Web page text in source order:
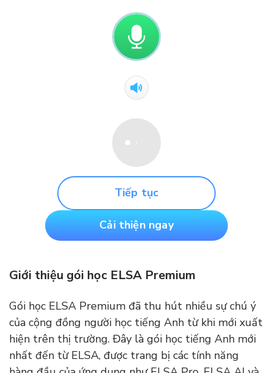
Tiếp tục
Cải thiện ngay
Giới thiệu gói học ELSA Premium
Gói học ELSA Premium đã thu hút nhiều sự chú ý
của cộng đồng người học tiếng Anh từ khi mới xuất
hiện trên thị trường. Đây là gói học tiếng Anh mới
nhất đến từ ELSA, được trang bị các tính năng